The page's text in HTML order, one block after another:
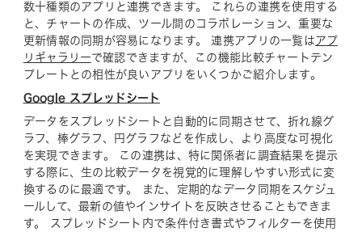
数十種類のアプリと連携できます。 これらの連携を使用する
と、チャートの作成、ツール間のコラボレーション、重要な
更新情報の同期が容易になります。 連携アプリの一覧はアプ
リギャラリーで確認できますが、この機能比較チャートテン
プレートとの相性が良いアプリをいくつかご紹介します。
Google スプレッドシート
データをスプレッドシートと自動的に同期させて、折れ線グ
ラフ、棒グラフ、円グラフなどを作成し、より高度な可視化
を実現できます。 この連携は、特に関係者に調査結果を提示
する際に、生の比較データを視覚的に理解しやすい形式に変
換するのに最適です。 また、定期的なデータ同期をスケジュ
ールして、最新の値やインサイトを反映させることもできま
す。 スプレッドシート内で条件付き書式やフィルターを使用